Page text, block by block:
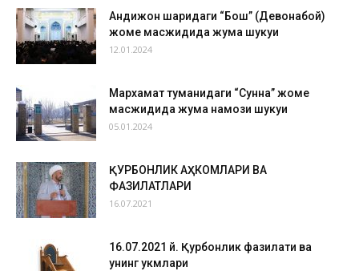
Андижон шаҳридаги “Бош” (Девонабой)
жоме масжидида жума шукуҳи
12.01.2024
Мархамат туманидаги “Сунна” жоме
масжидида жума намози шукуҳи
05.01.2024
ҚУРБОНЛИК АҲКОМЛАРИ ВА
ФАЗИЛАТЛАРИ
16.07.2021
16.07.2021 й. Қурбонлик фазилати ва
унинг ҳукмлари